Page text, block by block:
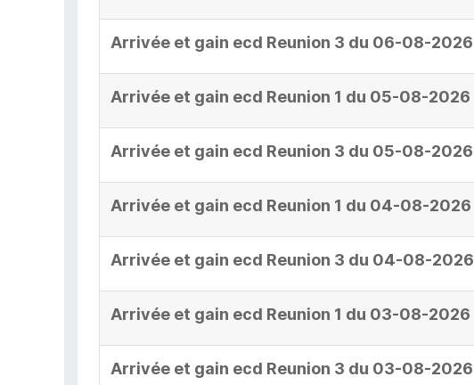
Arrivée et gain ecd Reunion 3 du 06-08-2026
Arrivée et gain ecd Reunion 1 du 05-08-2026
Arrivée et gain ecd Reunion 3 du 05-08-2026
Arrivée et gain ecd Reunion 1 du 04-08-2026
Arrivée et gain ecd Reunion 3 du 04-08-2026
Arrivée et gain ecd Reunion 1 du 03-08-2026
Arrivée et gain ecd Reunion 3 du 03-08-2026